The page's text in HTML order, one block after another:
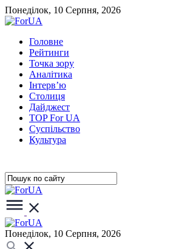
Понеділок, 10 Серпня, 2026
Головне
Рейтинги
Точка зору
Аналітика
Інтерв’ю
Столиця
Дайджест
TOP For UA
Суспiльство
Культура
Понеділок, 10 Серпня, 2026